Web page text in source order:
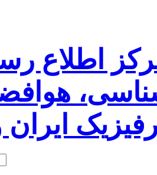
اطلاع
ایران